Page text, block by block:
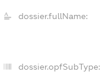
dossier.fullName:
dossier.opfSubType: